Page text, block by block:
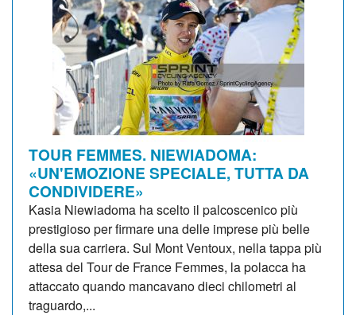
TOUR FEMMES. NIEWIADOMA:
«UN'EMOZIONE SPECIALE, TUTTA DA
CONDIVIDERE»
Kasia Niewiadoma ha scelto il palcoscenico più
prestigioso per firmare una delle imprese più belle
della sua carriera. Sul Mont Ventoux, nella tappa più
attesa del Tour de France Femmes, la polacca ha
attaccato quando mancavano dieci chilometri al
traguardo,...